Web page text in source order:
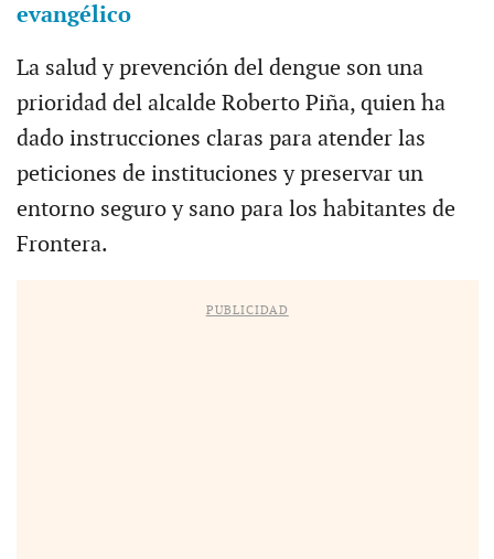
evangélico
La salud y prevención del dengue son una
prioridad del alcalde Roberto Piña, quien ha
dado instrucciones claras para atender las
peticiones de instituciones y preservar un
entorno seguro y sano para los habitantes de
Frontera.
PUBLICIDAD